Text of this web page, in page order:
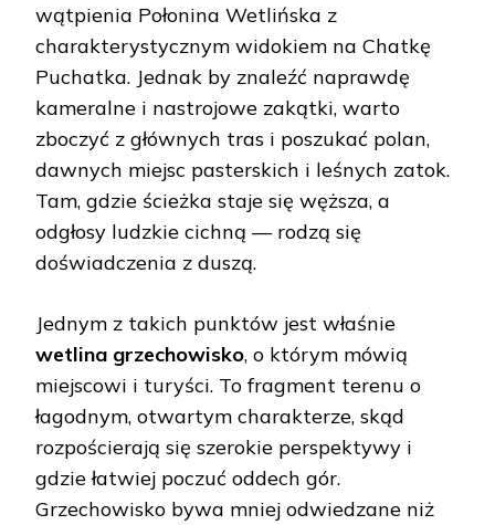
wątpienia Połonina Wetlińska z
charakterystycznym widokiem na Chatkę
Puchatka. Jednak by znaleźć naprawdę
kameralne i nastrojowe zakątki, warto
zboczyć z głównych tras i poszukać polan,
dawnych miejsc pasterskich i leśnych zatok.
Tam, gdzie ścieżka staje się węższa, a
odgłosy ludzkie cichną — rodzą się
doświadczenia z duszą.
Jednym z takich punktów jest właśnie
wetlina grzechowisko, o którym mówią
miejscowi i turyści. To fragment terenu o
łagodnym, otwartym charakterze, skąd
rozpościerają się szerokie perspektywy i
gdzie łatwiej poczuć oddech gór.
Grzechowisko bywa mniej odwiedzane niż